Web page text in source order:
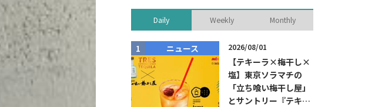
Daily Weekly Monthly
ニュース 2026/08/01
【テキーラ×梅干し×
塩】東京ソラマチの
「立ち喰い梅干し屋」
とサントリー『テキー